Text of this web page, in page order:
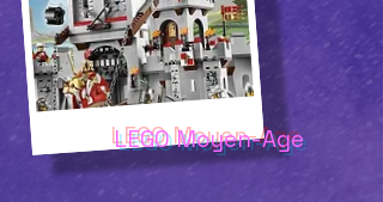
LEGO Moyen-Age